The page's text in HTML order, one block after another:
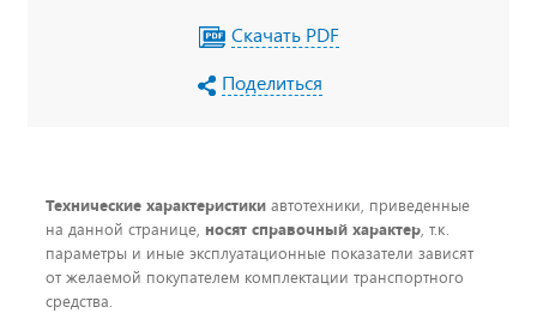
Скачать PDF
Поделиться
Технические характеристики автотехники, приведенные
на данной странице, носят справочный характер, т.к.
параметры и иные эксплуатационные показатели зависят
от желаемой покупателем комплектации транспортного
средства.